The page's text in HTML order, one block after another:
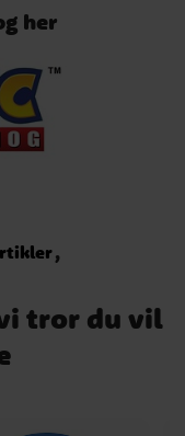
her
tror du vil